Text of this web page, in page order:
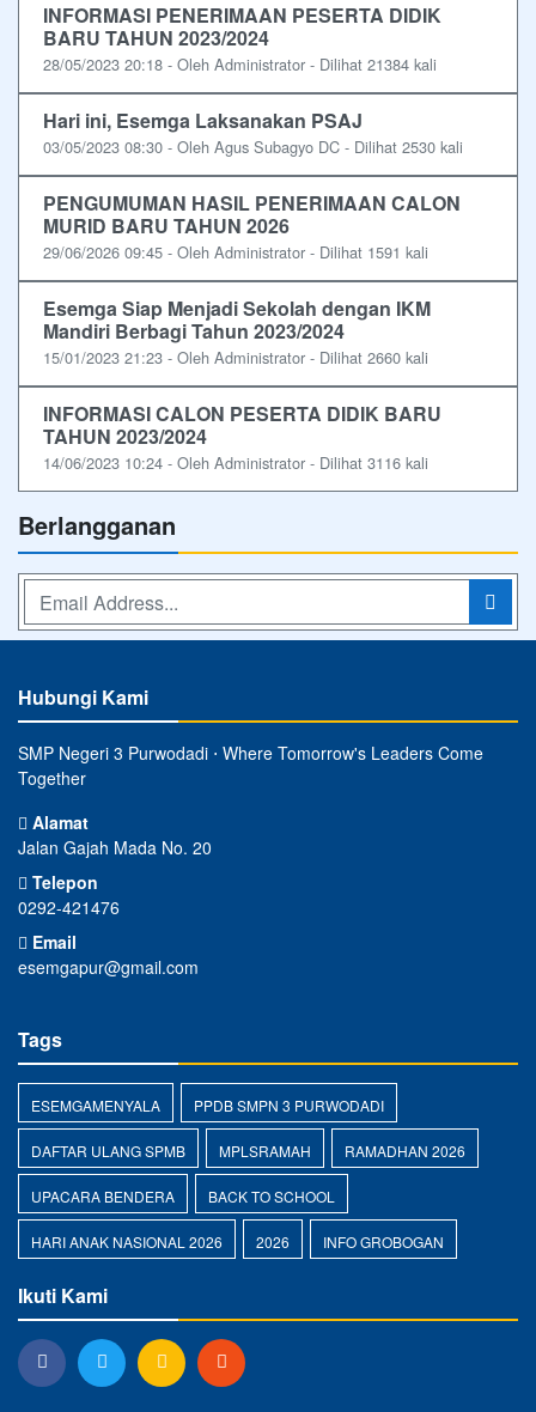
INFORMASI PENERIMAAN PESERTA DIDIK
BARU TAHUN 2023/2024
28/05/2023 20:18 - Oleh Administrator - Dilihat 21384 kali
Hari ini, Esemga Laksanakan PSAJ
03/05/2023 08:30 - Oleh Agus Subagyo DC - Dilihat 2530 kali
PENGUMUMAN HASIL PENERIMAAN CALON
MURID BARU TAHUN 2026
29/06/2026 09:45 - Oleh Administrator - Dilihat 1591 kali
Esemga Siap Menjadi Sekolah dengan IKM
Mandiri Berbagi Tahun 2023/2024
15/01/2023 21:23 - Oleh Administrator - Dilihat 2660 kali
INFORMASI CALON PESERTA DIDIK BARU
TAHUN 2023/2024
14/06/2023 10:24 - Oleh Administrator - Dilihat 3116 kali
Berlangganan
Hubungi Kami
SMP Negeri 3 Purwodadi ⋅ Where Tomorrow's Leaders Come
Together
Alamat
Jalan Gajah Mada No. 20
Telepon
0292-421476
Email
esemgapur@gmail.com
Tags
ESEMGAMENYALA PPDB SMPN 3 PURWODADI
DAFTAR ULANG SPMB MPLSRAMAH RAMADHAN 2026
UPACARA BENDERA BACK TO SCHOOL
HARI ANAK NASIONAL 2026 2026 INFO GROBOGAN
Ikuti Kami